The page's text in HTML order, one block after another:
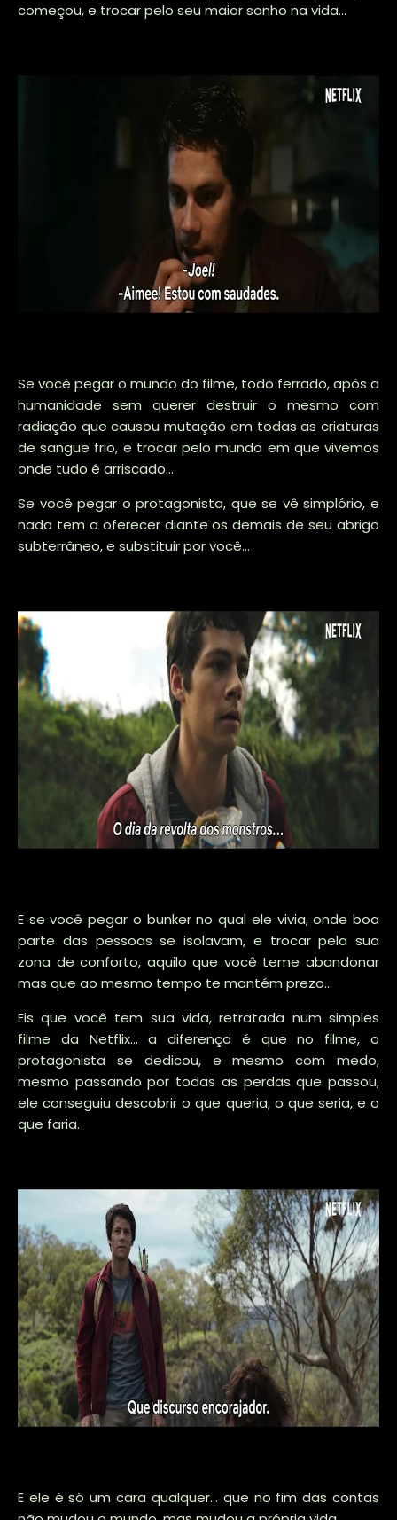
começou, e trocar pelo seu maior sonho na vida...
Se você pegar o mundo do filme, todo ferrado, após a
humanidade sem querer destruir o mesmo com
radiação que causou mutação em todas as criaturas
de sangue frio, e trocar pelo mundo em que vivemos
onde tudo é arriscado...
Se você pegar o protagonista, que se vê simplório, e
nada tem a oferecer diante os demais de seu abrigo
subterrâneo, e substituir por você...
E se você pegar o bunker no qual ele vivia, onde boa
parte das pessoas se isolavam, e trocar pela sua
zona de conforto, aquilo que você teme abandonar
mas que ao mesmo tempo te mantém prezo...
Eis que você tem sua vida, retratada num simples
filme da Netflix... a diferença é que no filme, o
protagonista se dedicou, e mesmo com medo,
mesmo passando por todas as perdas que passou,
ele conseguiu descobrir o que queria, o que seria, e o
que faria.
E ele é só um cara qualquer... que no fim das contas